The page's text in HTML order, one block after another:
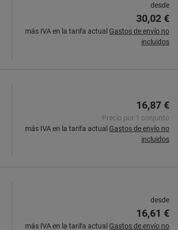
desde
30,02 €
más IVA en la tarifa actual Gastos de envío no
incluidos
16,87 €
Precio por 1 conjunto
más IVA en la tarifa actual Gastos de envío no
incluidos
desde
16,61 €
más IVA en la tarifa actual Gastos de envío no